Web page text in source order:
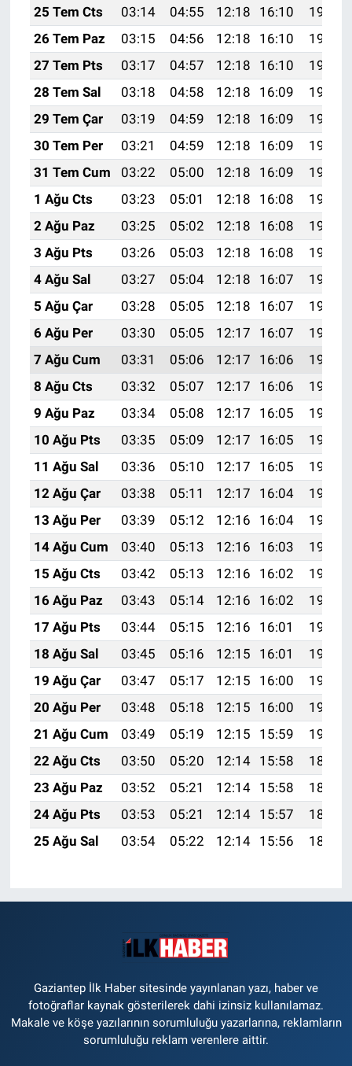
25 Tem Cts
03:14 04:55 12:18 16:10
19:31
26 Tem Paz
03:15 04:56 12:18 16:10
19:30
27 Tem Pts
03:17 04:57 12:18 16:10
19:29
28 Tem Sal
03:18 04:58 12:18 16:09
19:28
29 Tem Çar
03:19 04:59 12:18 16:09
19:27
30 Tem Per
03:21 04:59 12:18 16:09
19:27
31 Tem Cum
03:22 05:00 12:18 16:09
19:26
1 Ağu Cts
03:23 05:01 12:18 16:08
19:25
2 Ağu Paz
03:25 05:02 12:18 16:08
19:24
3 Ağu Pts
03:26 05:03 12:18 16:08
19:23
4 Ağu Sal
03:27 05:04 12:18 16:07
19:22
5 Ağu Çar
03:28 05:05 12:18 16:07
19:21
6 Ağu Per
03:30 05:05 12:17 16:07
19:19
7 Ağu Cum
03:31 05:06 12:17 16:06
19:18
8 Ağu Cts
03:32 05:07 12:17 16:06
19:17
9 Ağu Paz
03:34 05:08 12:17 16:05
19:16
10 Ağu Pts
03:35 05:09 12:17 16:05
19:15
11 Ağu Sal
03:36 05:10 12:17 16:05
19:14
12 Ağu Çar
03:38 05:11 12:17 16:04
19:12
13 Ağu Per
03:39 05:12 12:16 16:04
19:11
14 Ağu Cum
03:40 05:13 12:16 16:03
19:10
15 Ağu Cts
03:42 05:13 12:16 16:02
19:09
16 Ağu Paz
03:43 05:14 12:16 16:02
19:07
17 Ağu Pts
03:44 05:15 12:16 16:01
19:06
18 Ağu Sal
03:45 05:16 12:15 16:01
19:05
19 Ağu Çar
03:47 05:17 12:15 16:00
19:03
20 Ağu Per
03:48 05:18 12:15 16:00
19:02
21 Ağu Cum
03:49 05:19 12:15 15:59
19:01
22 Ağu Cts
03:50 05:20 12:14 15:58
18:59
23 Ağu Paz
03:52 05:21 12:14 15:58
18:58
24 Ağu Pts
03:53 05:21 12:14 15:57
18:57
25 Ağu Sal
03:54 05:22 12:14 15:56 18:55
Gaziantep İlk Haber sitesinde yayınlanan yazı, haber ve
fotoğraflar kaynak gösterilerek dahi izinsiz kullanılamaz.
Makale ve köşe yazılarının sorumluluğu yazarlarına, reklamların
sorumluluğu reklam verenlere aittir.